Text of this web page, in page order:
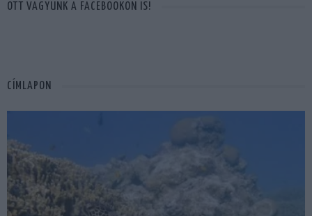
OTT VAGYUNK A FACEBOOKON IS!
CÍMLAPON